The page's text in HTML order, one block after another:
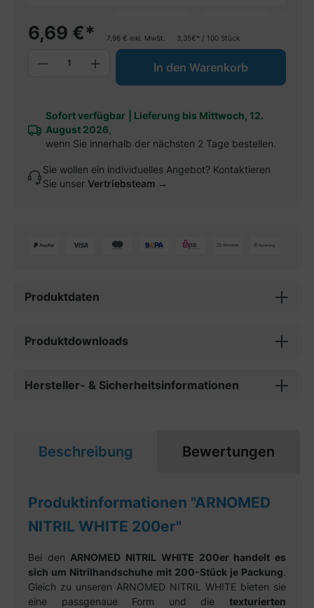
Sofort verfügbar
Lieferung bis Mittwoch, 12.
August 2026,
wenn Sie innerhalb der nächsten 2 Tage bestellen.
6,69 €* 7,96 € inkl. MwSt. 3,35€* / 100 Stück
Produkt Anzahl: Gib den
In den Warenkorb
Sie wollen ein individuelles Angebot? Kontaktieren
Sie unser Vertriebsteam →
Produktdaten
Produktdownloads
Hersteller- & Sicherheitsinformationen
Beschreibung Bewertungen
Produktinformationen "ARNOMED
NITRIL WHITE 200er"
Bei den ARNOMED NITRIL WHITE 200er handelt es
sich um Nitrilhandschuhe mit 200-Stück je Packung.
Gleich zu unseren ARNOMED NITRIL WHITE bieten sie
eine passgenaue Form und die texturierten